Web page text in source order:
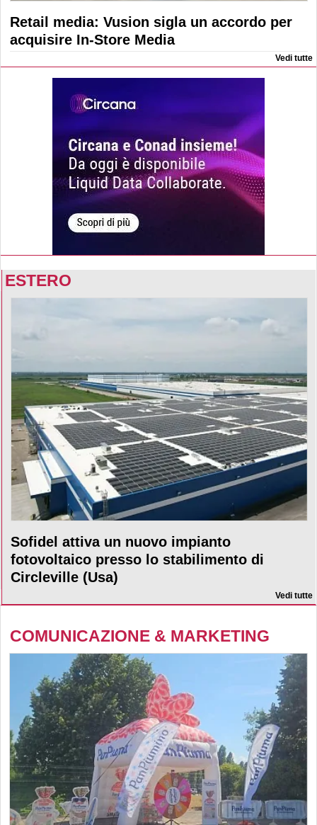
Retail media: Vusion sigla un accordo per
acquisire In-Store Media
Vedi tutte
ESTERO
Sofidel attiva un nuovo impianto
fotovoltaico presso lo stabilimento di
Circleville (Usa)
Vedi tutte
COMUNICAZIONE & MARKETING